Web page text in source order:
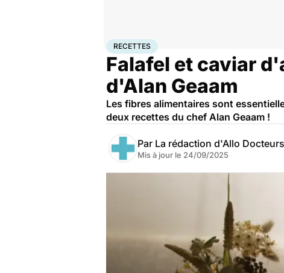
AccueilBien-être
RECETTES
Falafel et caviar
d'Alan Geaam
Les fibres alimentaires sont
deux recettes du chef Alan Geaam !
Par La rédaction d'Allo Docteurs
Mis à jour le 24/09/2025